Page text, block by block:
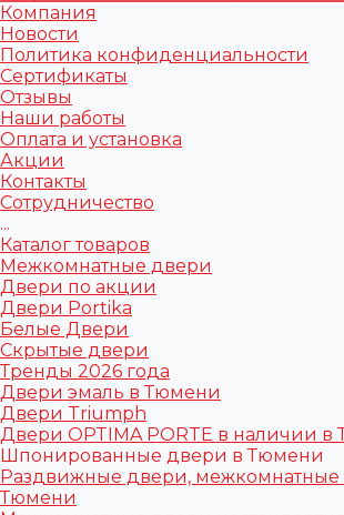
Компания
Новости
Политика конфиденциальности
Сертификаты
Отзывы
Наши работы
Оплата и установка
Акции
Контакты
Сотрудничество
...
Каталог товаров
Межкомнатные двери
Двери по акции
Двери Portika
Белые Двери
Скрытые двери
Тренды 2026 года
Двери эмаль в Тюмени
Двери Triumph
Двери OPTIMA PORTE в наличии в
Шпонированные двери в Тюмени
Раздвижные двери, межкомнатные
Тюмени